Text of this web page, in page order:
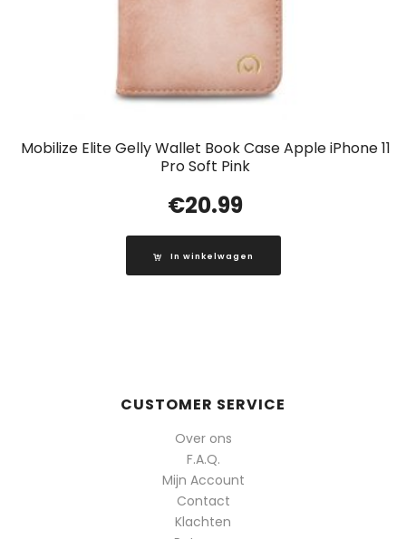
Mobilize Elite Gelly Wallet Book Case Apple iPhone 11
Pro Soft Pink
€20.99
In winkelwagen
CUSTOMER SERVICE
Over ons
F.A.Q.
Mijn Account
Contact
Klachten